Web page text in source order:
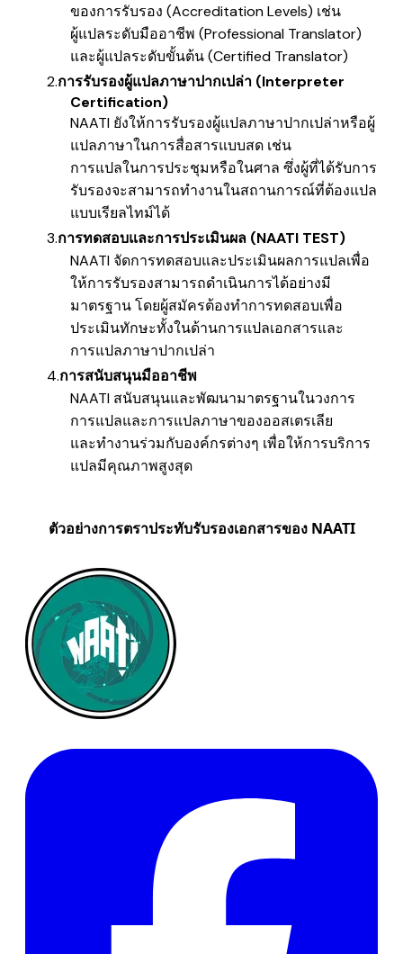
ของการรับรอง (Accreditation Levels) เช่น
​ผู้แปลระดับมืออาชีพ (Professional Translator)
และผู้แปลระดับขั้นต้น (Certified Translator)
การรับรองผู้แปลภาษาปากเปล่า (Interpreter
Certification)
NAATI ยังให้การรับรองผู้แปลภาษาปากเปล่าหรือผู้
แปลภาษาในการสื่อสารแบบสด เช่น
การแปลในการประชุมหรือในศาล ซึ่งผู้ที่ได้รับการ
รับรองจะสามารถทำงานในสถานการณ์ที่ต้องแปล
แบบเรียลไทม์ได้
การทดสอบและการประเมินผล (NAATI TEST)
NAATI จัดการทดสอบและประเมินผลการแปลเพื่อ
ให้การรับรองสามารถดำเนินการได้อย่างมี
มาตรฐาน โดยผู้สมัครต้องทำการทดสอบเพื่อ
ประเมินทักษะทั้งในด้านการแปลเอกสารและ
การแปลภาษาปากเปล่า
การสนับสนุนมืออาชีพ
NAATI สนับสนุนและพัฒนามาตรฐานในวงการ
การแปลและการแปลภาษาของออสเตรเลีย
​และทำงานร่วมกับองค์กรต่างๆ เพื่อให้การบริการ
แปลมีคุณภาพสูงสุด
ตัวอย่างการตราประทับรับรองเอกสารของ NAATI